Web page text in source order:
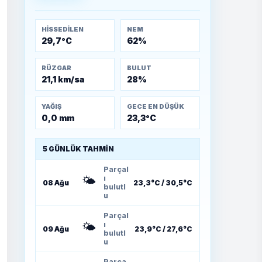
HISSEDILEN
29,7°C
NEM
62%
RÜZGAR
21,1 km/sa
BULUT
28%
YAĞIŞ
0,0 mm
GECE EN DÜŞÜK
23,3°C
5 GÜNLÜK TAHMIN
08 Ağu 🌤️
Parçal
ı
bulutl
u
23,3°C / 30,5°C
09 Ağu 🌤️
Parçal
ı
bulutl
u
23,9°C / 27,6°C